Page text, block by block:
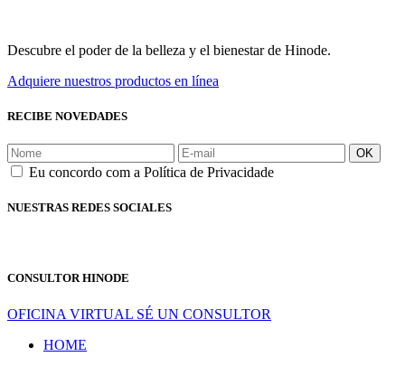
Descubre el poder de la belleza y el bienestar de Hinode.
Adquiere nuestros productos en línea
RECIBE NOVEDADES
OK
Eu concordo com a Política de Privacidade
NUESTRAS REDES SOCIALES
CONSULTOR HINODE
OFICINA VIRTUAL SÉ UN CONSULTOR
HOME